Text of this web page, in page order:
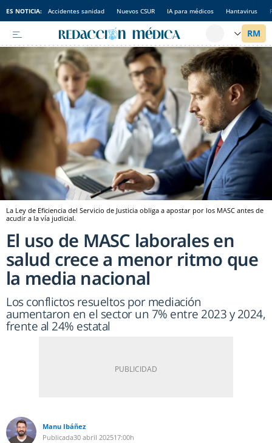
ES NOTICIA: Accidentes sanidad Nuevos CSUR IA para médicos Hantavirus
La Ley de Eficiencia del Servicio de Justicia obliga a apostar por los MASC antes de
acudir a la vía judicial.
El uso de MASC laborales en
salud crece a menor ritmo que
la media nacional
Los conflictos resueltos por mediación
aumentaron en el sector un 7% entre 2023 y 2024,
frente al 24% estatal
Manu Ibáñez
Publicada30 abril 202517:00h